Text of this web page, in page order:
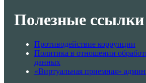
Полезные ссылки
Противодействие коррупции
Политика в отношении
данных
«Виртуальная приемная»